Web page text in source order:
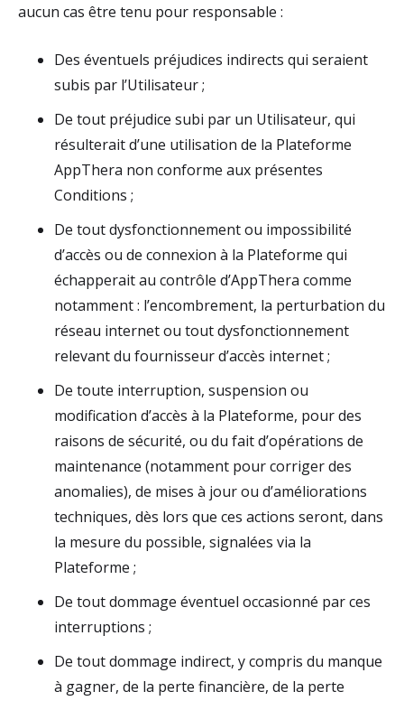
aucun cas être tenu pour responsable :
Des éventuels préjudices indirects qui seraient
subis par l’Utilisateur ;
De tout préjudice subi par un Utilisateur, qui
résulterait d’une utilisation de la Plateforme
AppThera non conforme aux présentes
Conditions ;
De tout dysfonctionnement ou impossibilité
d’accès ou de connexion à la Plateforme qui
échapperait au contrôle d’AppThera comme
notamment : l’encombrement, la perturbation du
réseau internet ou tout dysfonctionnement
relevant du fournisseur d’accès internet ;
De toute interruption, suspension ou
modification d’accès à la Plateforme, pour des
raisons de sécurité, ou du fait d’opérations de
maintenance (notamment pour corriger des
anomalies), de mises à jour ou d’améliorations
techniques, dès lors que ces actions seront, dans
la mesure du possible, signalées via la
Plateforme ;
De tout dommage éventuel occasionné par ces
interruptions ;
De tout dommage indirect, y compris du manque
à gagner, de la perte financière, de la perte